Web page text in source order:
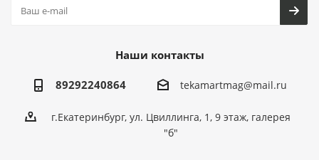
Наши контакты
89292240864 tekamartmag@mail.ru
г.Екатеринбург, ул. Цвиллинга, 1, 9 этаж, галерея
"б"